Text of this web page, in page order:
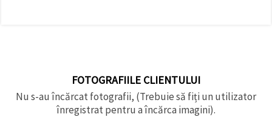
FOTOGRAFIILE CLIENTULUI
Nu s-au încărcat fotografii, (Trebuie să fiți un utilizator
înregistrat pentru a încărca imagini).